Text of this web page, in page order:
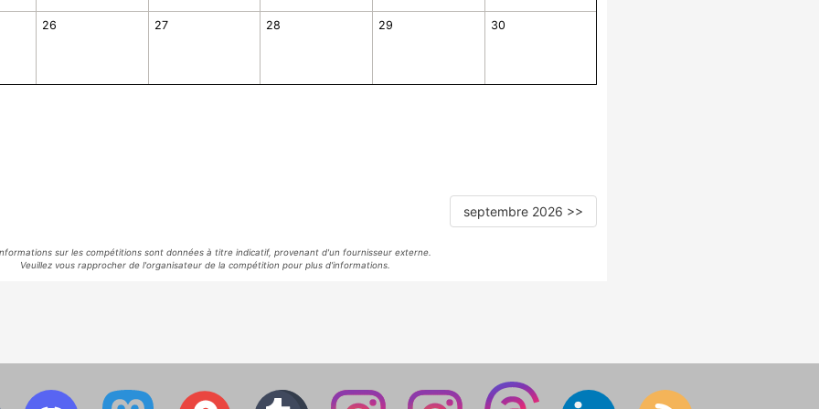
26 27 28 29 30
septembre 2026 >>
sur les compétitions sont données à titre indicatif, provenant d'un fournisseur externe.
Veuillez vous rapprocher de l'organisateur de la compétition pour plus d'informations.